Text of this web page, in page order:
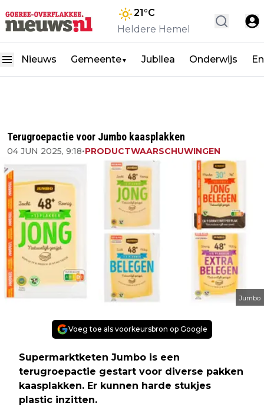
21°C
Heldere Hemel
Nieuws Gemeente▼ Jubilea Onderwijs
Terugroepactie voor Jumbo kaasplakken
04 JUN 2025, 9:18•PRODUCTWAARSCHUWINGEN
Jumbo
Voeg toe als voorkeursbron op Google
Supermarktketen Jumbo is een
terugroepactie gestart voor diverse pakken
kaasplakken. Er kunnen harde stukjes
plastic inzitten.